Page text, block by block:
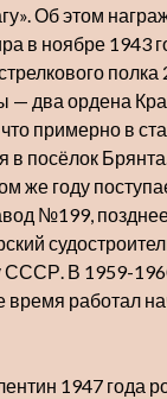
Об этом
в ноябре 1943
два ордена
примерно в
посёлок
же году
№199,
В 1959-
работал
1947 года